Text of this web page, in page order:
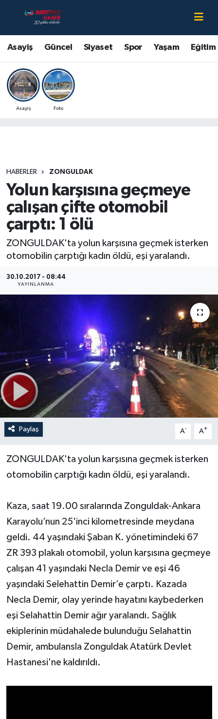
Asayiş Güncel Siyaset Spor Yaşam Eğitim
Asayiş Foto
HABERLER ZONGULDAK
Yolun karşısına geçmeye
çalışan çifte otomobil
çarptı: 1 ölü
ZONGULDAK'ta yolun karşısına geçmek isterken
otomobilin çarptığı kadın öldü, eşi yaralandı.
30.10.2017 - 08:44
YAYINLANMA
Paylaş A- A+
ZONGULDAK'ta yolun karşısına geçmek isterken
otomobilin çarptığı kadın öldü, eşi yaralandı.
Kaza, saat 19.00 sıralarında Zonguldak-Ankara
Karayolu’nun 25'inci kilometresinde meydana
geldi. 44 yaşındaki Şaban K. yönetimindeki 67
ZR 393 plakalı otomobil, yolun karşısına geçmeye
çalışan 41 yaşındaki Necla Demir ve eşi 46
yaşındaki Selehattin Demir’e çarptı. Kazada
Necla Demir, olay yerinde hayatını kaybederken
eşi Selahattin Demir ağır yaralandı. Sağlık
ekiplerinin müdahalede bulunduğu Selahattin
Demir, ambulansla Zonguldak Atatürk Devlet
Hastanesi'ne kaldırıldı.
Asayiş
Bartın Hakkında
Çevre
Eğitim
Kültür-Sanat
Magazin
Sağlık
Sinema
Spor
Tarım
Turizm
Yaşam
Yerel Yönetimler
YEREL
Bartın Nöbetçi Eczaneler
Bartın Hava Durumu
Bartin Namaz Vakitleri
Bartın Trafik Yoğunluk Haritası
Son Dakika Haberleri
Haber Arşivi